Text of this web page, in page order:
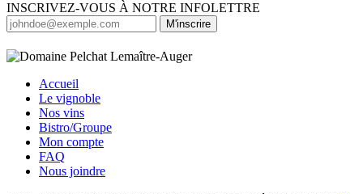
INSCRIVEZ-VOUS À NOTRE INFOLETTRE
M'inscrire
Accueil
Le vignoble
Nos vins
Bistro/Groupe
Mon compte
FAQ
Nous joindre